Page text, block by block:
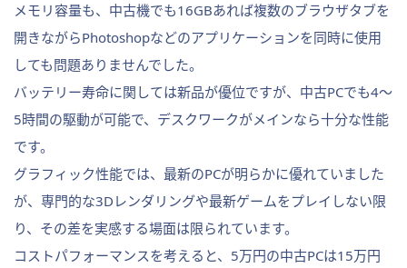
メモリ容量も、中古機でも16GBあれば複数のブラウザタブを
開きながらPhotoshopなどのアプリケーションを同時に使用
しても問題ありませんでした。
バッテリー寿命に関しては新品が優位ですが、中古PCでも4〜
5時間の駆動が可能で、デスクワークがメインなら十分な性能
です。
グラフィック性能では、最新のPCが明らかに優れていました
が、専門的な3Dレンダリングや最新ゲームをプレイしない限
り、その差を実感する場面は限られています。
コストパフォーマンスを考えると、5万円の中古PCは15万円